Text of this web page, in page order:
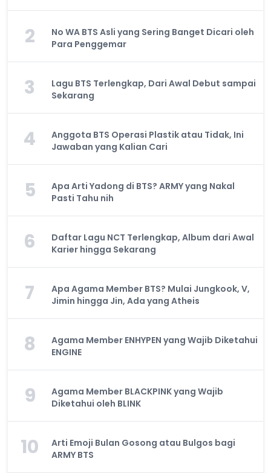
2
No WA BTS Asli yang Sering Banget Dicari oleh
Para Penggemar
3
Lagu BTS Terlengkap, Dari Awal Debut sampai
Sekarang
4
Anggota BTS Operasi Plastik atau Tidak, Ini
Jawaban yang Kalian Cari
5
Apa Arti Yadong di BTS? ARMY yang Nakal
Pasti Tahu nih
6
Daftar Lagu NCT Terlengkap, Album dari Awal
Karier hingga Sekarang
7
Apa Agama Member BTS? Mulai Jungkook, V,
Jimin hingga Jin, Ada yang Atheis
8
Agama Member ENHYPEN yang Wajib Diketahui
ENGINE
9
Agama Member BLACKPINK yang Wajib
Diketahui oleh BLINK
10
Arti Emoji Bulan Gosong atau Bulgos bagi
ARMY BTS